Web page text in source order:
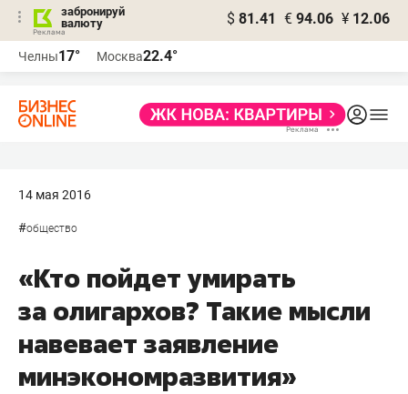
забронируй
валюту
$ 81.41 € 94.06 ¥ 12.06
Челны17° Москва22.4°
14 мая 2016
#общество
«Кто пойдет умирать
за олигархов? Такие мысли
навевает заявление
минэкономразвития»